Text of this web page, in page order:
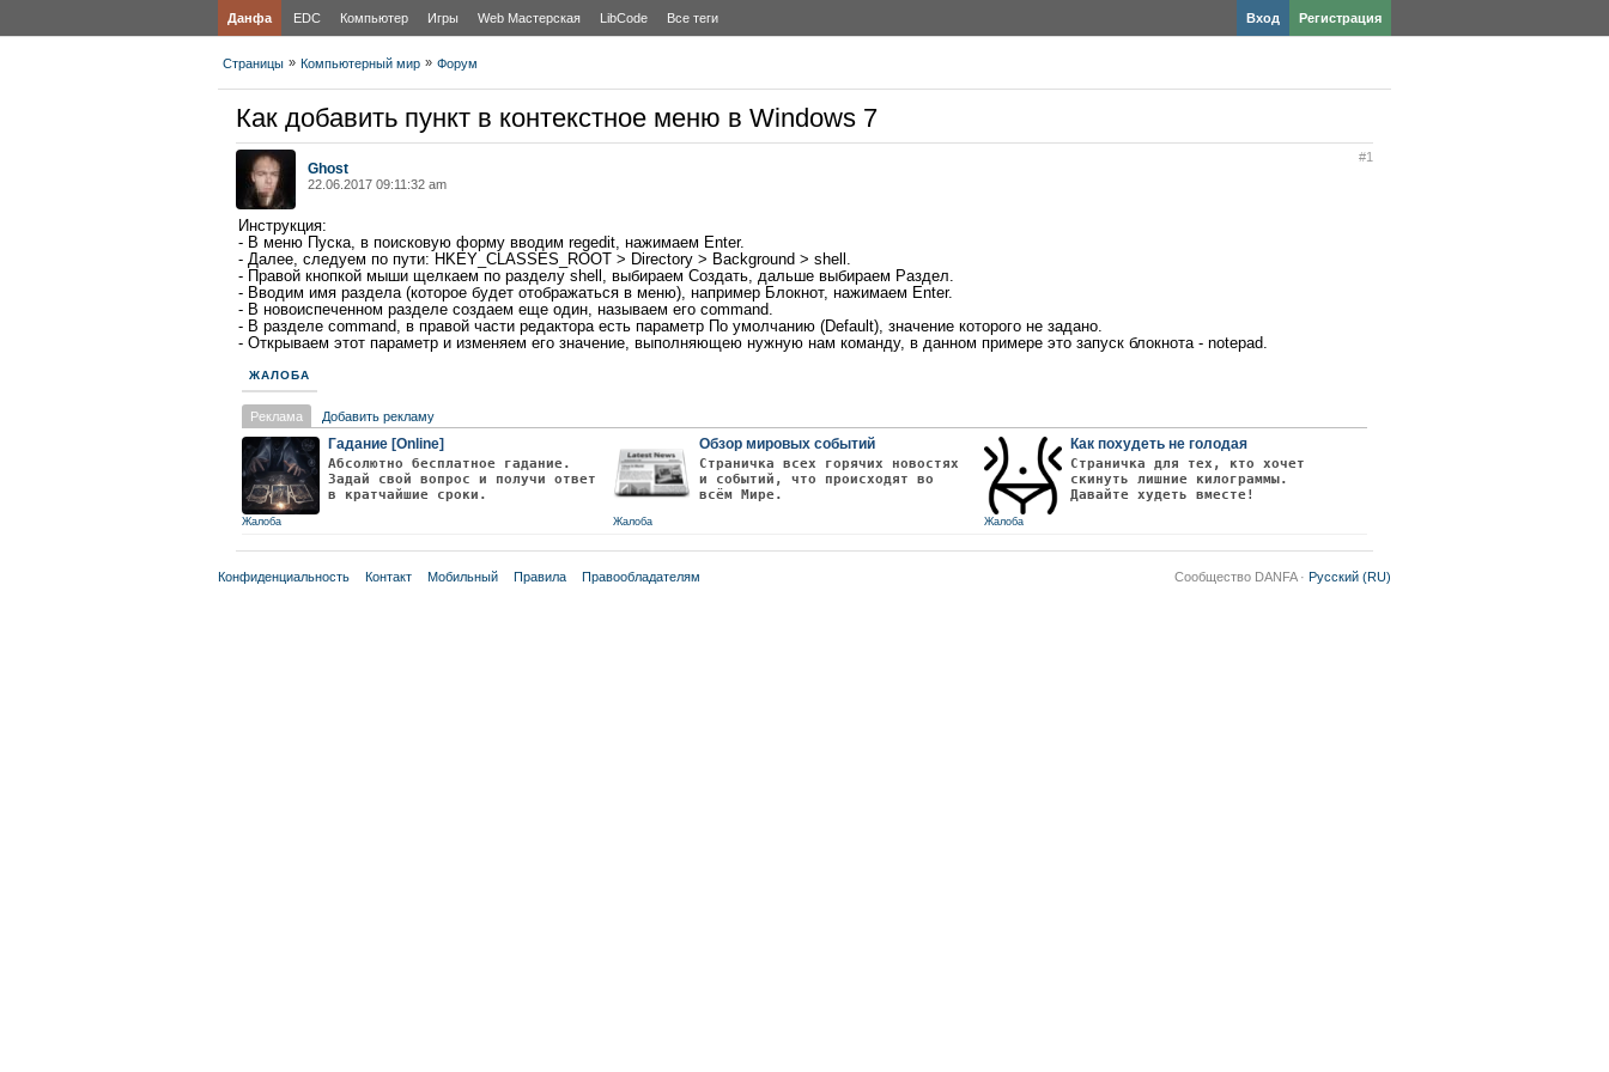
Данфа EDC Компьютер Игры Web Мастерская LibCode Все теги Регистрация
Вход
Страницы » Компьютерный мир » Форум
Как добавить пункт в контекстное меню в Windows 7
Ghost
22.06.2017 09:11:32 am
#1
Инструкция:
- В меню Пуска, в поисковую форму вводим regedit, нажимаем Enter.
- Далее, следуем по пути: HKEY_CLASSES_ROOT > Directory > Background > shell.
- Правой кнопкой мыши щелкаем по разделу shell, выбираем Создать, дальше выбираем Раздел.
- Вводим имя раздела (которое будет отображаться в меню), например Блокнот, нажимаем Enter.
- В новоиспеченном разделе создаем еще один, называем его command.
- В разделе command, в правой части редактора есть параметр По умолчанию (Default), значение которого не задано.
- Открываем этот параметр и изменяем его значение, выполняющею нужную нам команду, в данном примере это запуск блокнота - notepad.
ЖАЛОБА
Реклама Добавить рекламу
Гадание [Online]
Абсолютно бесплатное гадание.
Задай свой вопрос и получи ответ
в кратчайшие сроки.
Жалоба
Обзор мировых событий
Страничка всех горячих новостях
и событий, что происходят во
всём Мире.
Жалоба
Как похудеть не голодая
Страничка для тех, кто хочет
скинуть лишние килограммы.
Давайте худеть вместе!
Жалоба
Конфиденциальность Контакт Мобильный Правила Правообладателям Сообщество DANFA · Русский (RU)